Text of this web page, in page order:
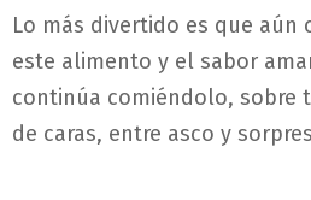
Lo más divertido es que aún
este alimento y el sabor
continúa comiéndolo, sobre
de caras, entre asco y